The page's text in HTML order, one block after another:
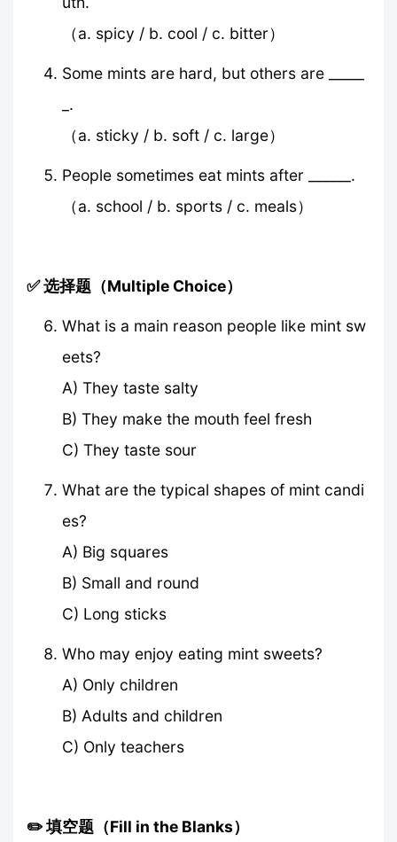
（a. spicy / b. cool / c. bitter）
Some mints are hard, but others are _____
_.
（a. sticky / b. soft / c. large）
People sometimes eat mints after ______.
（a. school / b. sports / c. meals）
✅ 选择题（Multiple Choice）
What is a main reason people like mint sw
eets?
A) They taste salty
B) They make the mouth feel fresh
C) They taste sour
What are the typical shapes of mint candi
es?
A) Big squares
B) Small and round
C) Long sticks
Who may enjoy eating mint sweets?
A) Only children
B) Adults and children
C) Only teachers
✏️ 填空题（Fill in the Blanks）